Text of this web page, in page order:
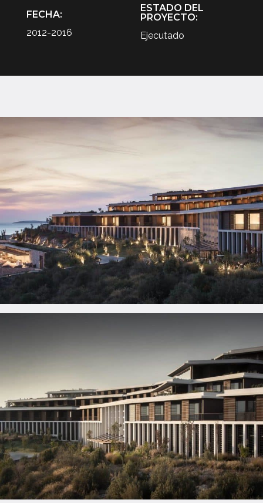
FECHA:
2012-2016
ESTADO DEL
PROYECTO:
Ejecutado